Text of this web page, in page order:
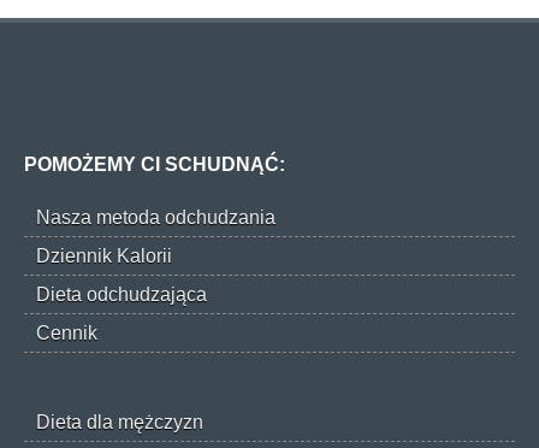
POMOŻEMY CI SCHUDNĄĆ:
Nasza metoda odchudzania
Dziennik Kalorii
Dieta odchudzająca
Cennik
Dieta dla mężczyzn